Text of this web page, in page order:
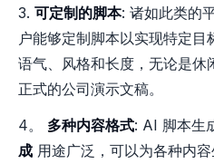
3. 可定制的脚本: 诸如此类的
户能够定制脚本以实现特定
语气、风格和长度，无论是
正式的公司演示文稿。
4。 多种内容格式: AI 脚本生
成 用途广泛，可以为各种内